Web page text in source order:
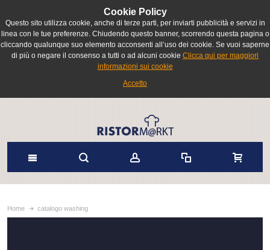
Cookie Policy
Questo sito utilizza cookie, anche di terze parti, per inviarti pubblicità e servizi in
linea con le tue preferenze. Chiudendo questo banner, scorrendo questa pagina o
cliccando qualunque suo elemento acconsenti all’uso dei cookie. Se vuoi saperne
di più o negare il consenso a tutti o ad alcuni cookie Clicca qui per maggiori
informazioni sui cookie
Accetto
Home catalogo washing